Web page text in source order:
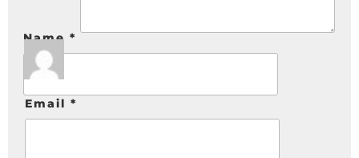
Name *
Email *